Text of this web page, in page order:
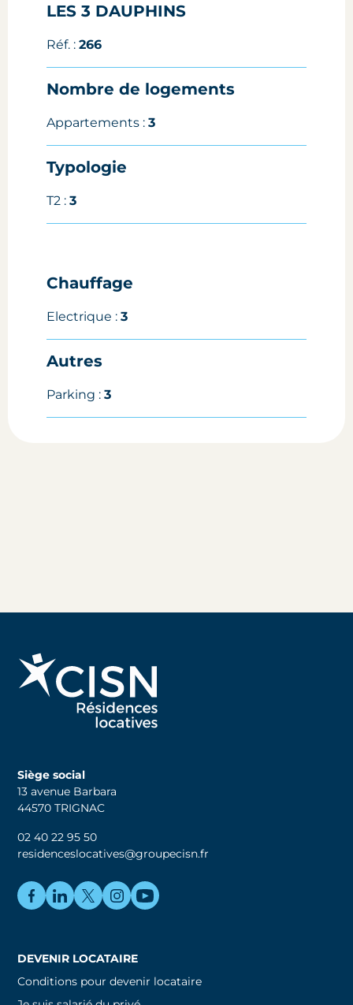
LES 3 DAUPHINS
Réf. :266
Nombre de logements
Appartements :3
Typologie
T2 :3
Chauffage
Electrique :3
Autres
Parking :3
Siège social
13 avenue Barbara
44570 TRIGNAC
02 40 22 95 50
residenceslocatives@groupecisn.fr
DEVENIR LOCATAIRE
Conditions pour devenir locataire